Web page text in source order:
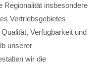
Regionalität insbesondere
Vertriebsgebietes
Verfügbarkeit und
unserer
wir die